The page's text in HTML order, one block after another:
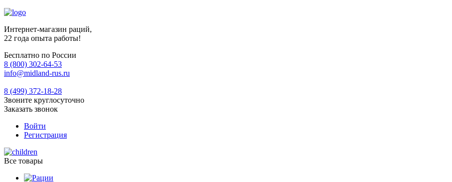
Интернет-магазин раций,
22 года опыта работы!
Бесплатно по России
8 (800) 302-64-53
info@midland-rus.ru
8 (499) 372-18-28
Звоните круглосуточно
Заказать звонок
Войти
Регистрация
Все товары